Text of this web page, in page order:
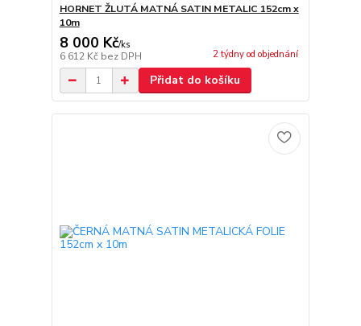
HORNET ŽLUTÁ MATNÁ SATIN METALIC 152cm x
10m
8 000 Kč/ks
6 612 Kč bez DPH 2 týdny od objednání
Přidat do košíku